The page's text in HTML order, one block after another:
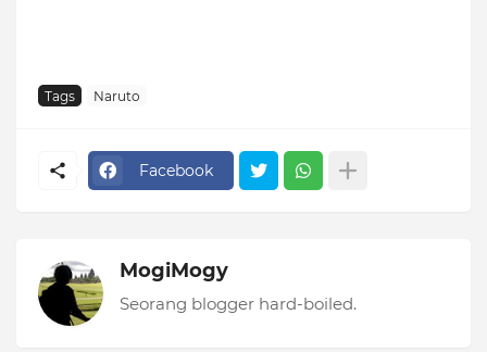
Tags Naruto
Facebook
MogiMogy
Seorang blogger hard-boiled.